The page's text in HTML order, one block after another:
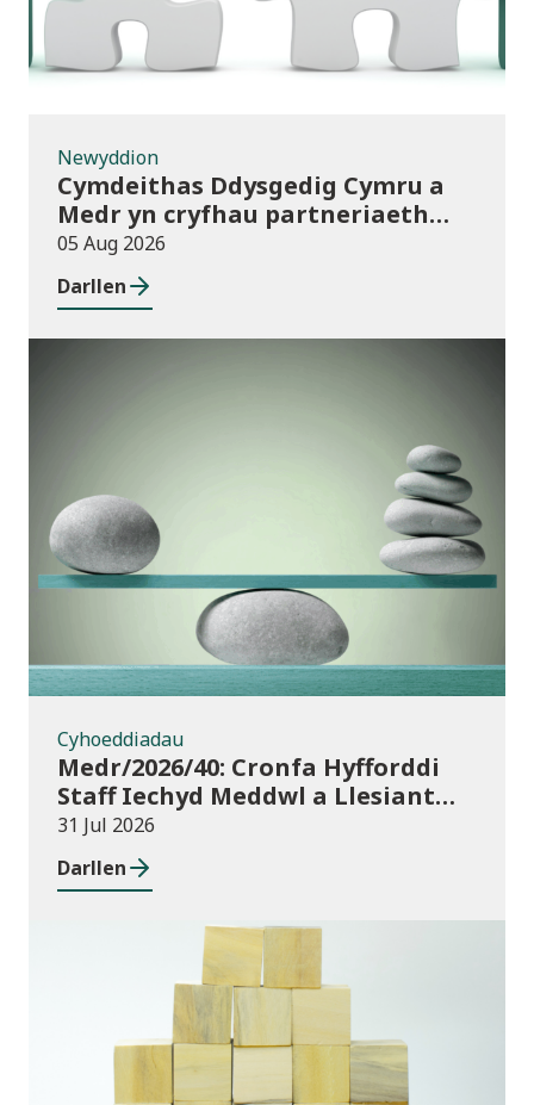
Newyddion
Cymdeithas Ddysgedig Cymru a
Medr yn cryfhau partneriaeth
hirdymor
05 Aug 2026
Darllen
Cyhoeddiadau
Cyhoeddiadau
Medr/2026/40: Cronfa Hyfforddi
Staff Iechyd Meddwl a Llesiant
Dysgu Oedolion yn y Gymuned
31 Jul 2026
Darllen